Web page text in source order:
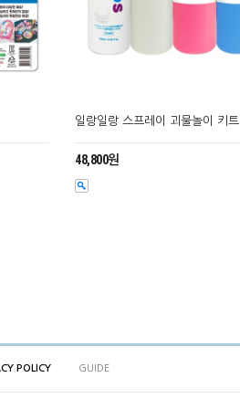
일랑일랑 스프레이 괴물놀이 키트
48,800원
POLICY GUIDE